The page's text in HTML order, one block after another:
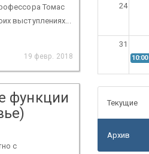
Томас
выступлениях...
19 февр. 2018
функции
с
24
31
10:00
Текущие
Архив